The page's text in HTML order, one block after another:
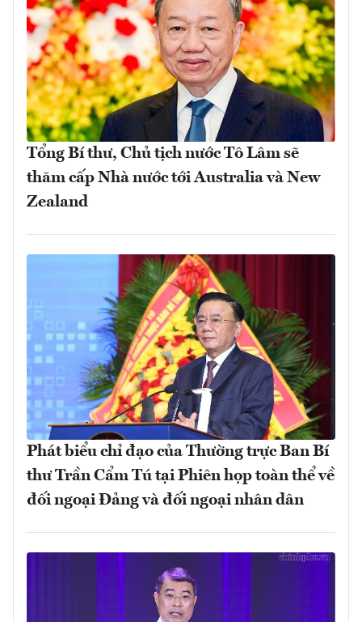
Tổng Bí thư, Chủ tịch nước Tô Lâm sẽ
thăm cấp Nhà nước tới Australia và New
Zealand
Phát biểu chỉ đạo của Thường trực Ban Bí
thư Trần Cẩm Tú tại Phiên họp toàn thể về
đối ngoại Đảng và đối ngoại nhân dân